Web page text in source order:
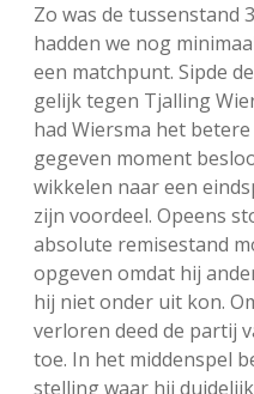
Zo was de tussenstand
hadden we nog
een matchpunt. Sipde
gelijk tegen Tjalling
had Wiersma het
gegeven moment
wikkelen naar een
zijn voordeel. Opeens
absolute remisestand
opgeven omdat hij
hij niet onder uit kon.
verloren deed de partij
toe. In het middenspel
stelling waar hij